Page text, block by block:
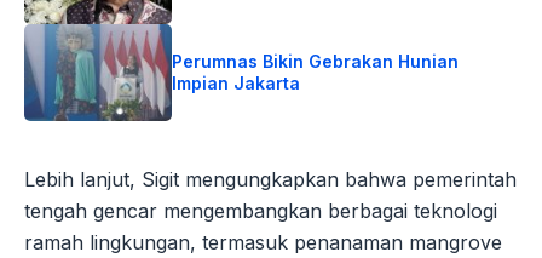
Perumnas Bikin Gebrakan Hunian
Impian Jakarta
Lebih lanjut, Sigit mengungkapkan bahwa pemerintah
tengah gencar mengembangkan berbagai teknologi
ramah lingkungan, termasuk penanaman mangrove